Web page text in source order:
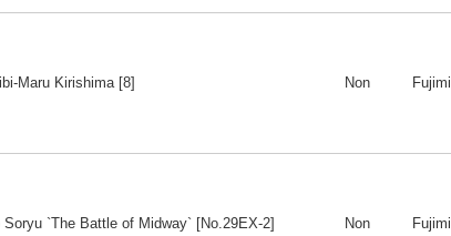
Maru Kirishima [8] Non Fujimi
`The Battle of Midway` [No.29EX-2] Non Fujimi